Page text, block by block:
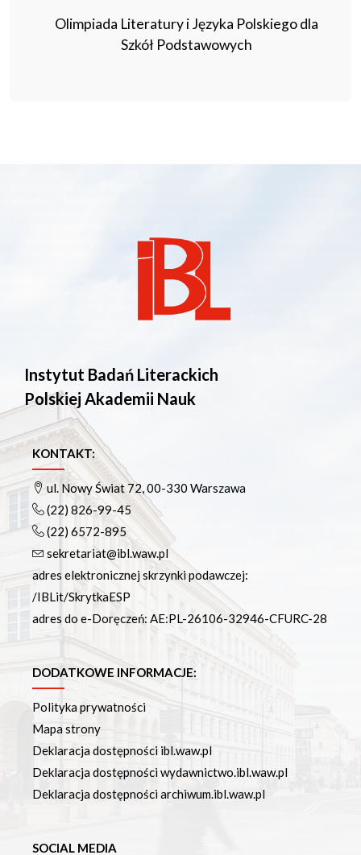
Olimpiada Literatury i Języka Polskiego dla
Szkół Podstawowych
Instytut Badań Literackich
Polskiej Akademii Nauk
KONTAKT:
ul. Nowy Świat 72, 00-330 Warszawa
(22) 826-99-45
(22) 6572-895
sekretariat@ibl.waw.pl
adres elektronicznej skrzynki podawczej:
/IBLit/SkrytkaESP
adres do e-Doręczeń: AE:PL-26106-32946-CFURC-28
DODATKOWE INFORMACJE:
Polityka prywatności
Mapa strony
Deklaracja dostępności ibl.waw.pl
Deklaracja dostępności wydawnictwo.ibl.waw.pl
Deklaracja dostępności archiwum.ibl.waw.pl
SOCIAL MEDIA